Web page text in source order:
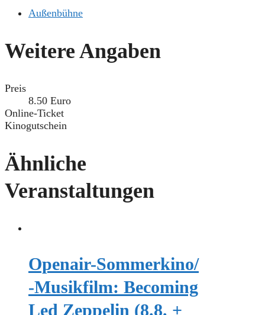
Außenbühne
Weitere Angaben
Preis
8.50 Euro
Online-Ticket
Kinogutschein
Ähnliche
Veranstaltungen
Openair-Sommerkino/
-Musikfilm: Becoming
Led Zeppelin (8.8. +